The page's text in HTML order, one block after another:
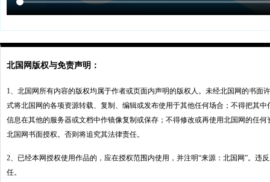
北国网版权与免责声明：
1、北国网所有内容的版权均属于作者或页面内声明的版权人。未经北国网的书面
式将北国网的各项资源转载、复制、编辑或发布使用于其他任何场合；不得把其
信息在其他的服务器或文档中作镜像复制或保存；不得修改或再使用北国网的任
北国网书面授权。否则将追究其法律责任。
2、已经本网授权使用作品的，应在授权范围内使用，并注明“来源：北国网”。违
任。